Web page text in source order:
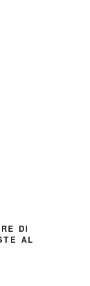
DI
AL